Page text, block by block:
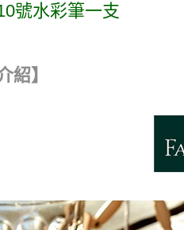
號水彩筆一支
紹】